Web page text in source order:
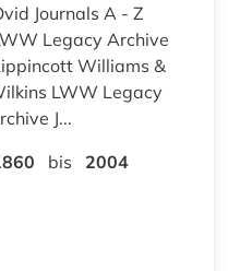
Journals A - Z
Legacy Archive
Williams &
LWW Legacy
J...
bis 2004